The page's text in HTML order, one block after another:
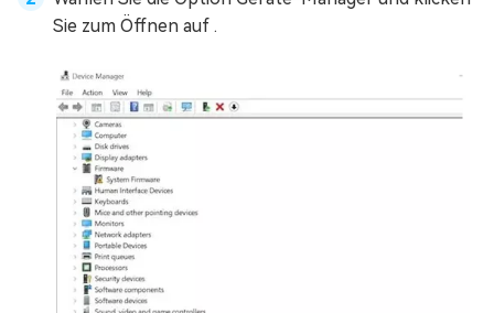
Sie zum Öffnen auf .